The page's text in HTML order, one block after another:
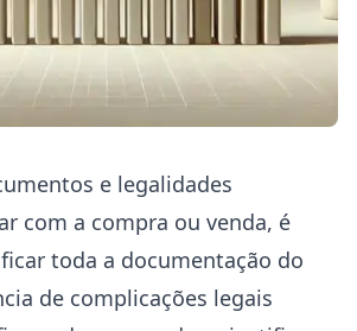
e legalidades
com a compra ou venda, é
toda a documentação do
de complicações legais